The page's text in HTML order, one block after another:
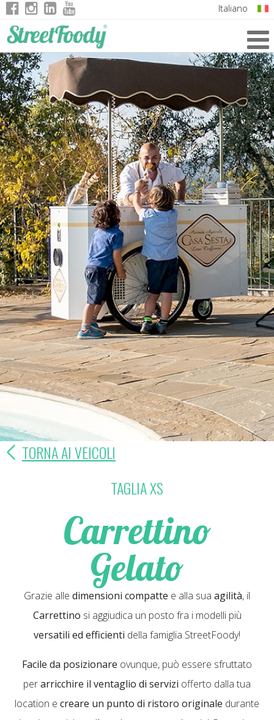
Italiano
German
French
TORNA AI VEICOLI
TAGLIA XS
Carrettino
Gelato
Grazie alle dimensioni compatte e alla sua agilità, il
Carrettino si aggiudica un posto fra i modelli più
versatili ed efficienti della famiglia StreetFoody!
Facile da posizionare ovunque, può essere sfruttato
perarricchire il ventaglio di servizi offerto dalla tua
location e creare un punto di ristoro originale durante